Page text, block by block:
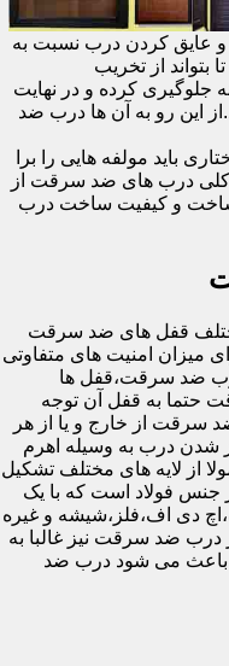
و عایق کردن درب نسبت به
از تخریب
جلوگیری کرده و در نهایت
این رو به آن ها درب ضد
باید مولفه هایی را برا
کلی درب های ضد سرقت از
ساخت و کیفیت ساخت درب
قفل های ضد سرقت
میزان امنیت های متفاوتی
ضد سرقت،قفل ها
حتما به قفل آن توجه
سرقت از خارج و یا از هر
شدن درب به وسیله اهرم
از لایه های مختلف تشکیل
جنس فولاد است که با یک
دی اف،فلز،شیشه و غیره
ضد سرقت نیز غالبا به
باعث می شود درب ضد